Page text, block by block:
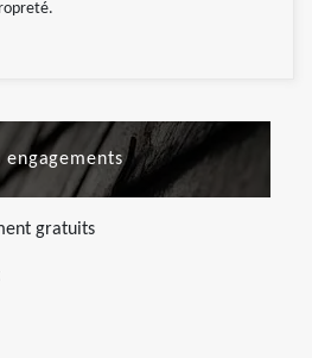
engagements
gratuits